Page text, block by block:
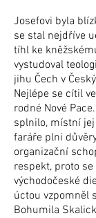
Josefovi byla
se stal nejdříve
tíhl ke
vystudoval
jihu Čech v
Nejlépe se cítil
rodné Nové
splnilo, místní
faráře plni
organizační
respekt, proto
východočeské
úctou vzpomněl
Bohumila